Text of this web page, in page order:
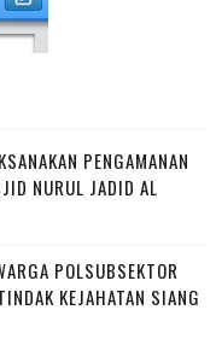
PENGAMANAN
NURUL JADID AL
POLSUBSEKTOR
KEJAHATAN SIANG